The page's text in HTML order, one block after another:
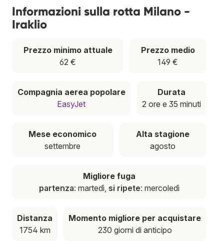
Informazioni sulla rotta Milano -
Iraklio
Prezzo minimo attuale
62 €
Prezzo medio
149 €
Compagnia aerea popolare
EasyJet
Durata
2 ore e 35 minuti
Mese economico
settembre
Alta stagione
agosto
Migliore fuga
partenza: martedì, si ripete: mercoledì
Distanza
1754 km
Momento migliore per acquistare
230 giorni di anticipo